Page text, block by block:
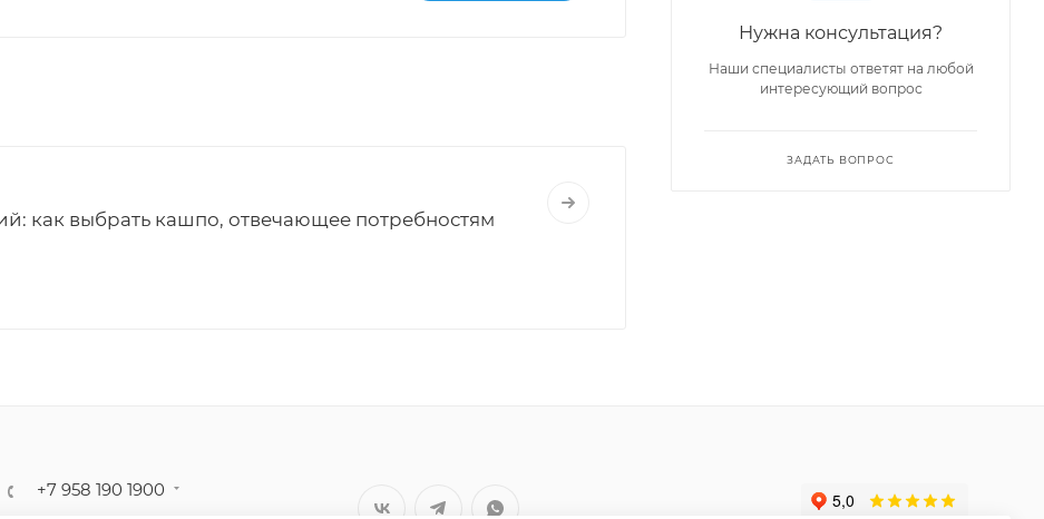
как выбрать кашпо, отвечающее потребностям
Нужна консультация?
Наши специалисты ответят на любой
интересующий вопрос
ЗАДАТЬ ВОПРОС
+7 958 190 1900